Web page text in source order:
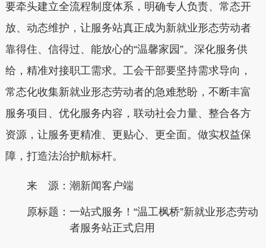
要牵头建立全流程制度体系，明确专人负责、常态开
放、动态维护，让服务站真正成为新就业形态劳动者
靠得住、信得过、能放心的“温馨家园”。深化服务供
给，精准对接职工需求。工会干部要坚持需求导向，
常态化收集新就业形态劳动者的急难愁盼，不断丰富
服务项目、优化服务内容，联动社会力量、整合各方
资源，让服务更精准、更贴心、更全面。做实权益保
障，打造法治护航标杆。
来 源：潮新闻客户端
原标题： 一站式服务！“温工枫桥”新就业形态劳动
者服务站正式启用